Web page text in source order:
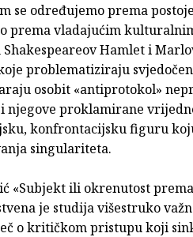
se određujemo prema
prema vladajućim
Hamlet i
problematiziraju
osobit «antiprotokol»
njegove proklamirane
konfrontacijsku figuru
singulariteta.
«Subjekt ili okrenutost
je studija višestruko
o kritičkom pristupu koji